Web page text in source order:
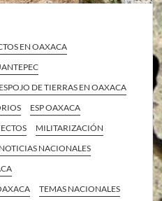
EN OAXACA
DE TIERRAS EN OAXACA
ESP OAXACA
MILITARIZACIÓN
NOTICIAS NACIONALES
TEMAS NACIONALES